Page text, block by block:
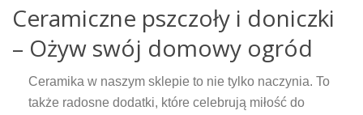
Ceramiczne pszczoły i doniczki
– Ożyw swój domowy ogród
Ceramika w naszym sklepie to nie tylko naczynia. To
także radosne dodatki, które celebrują miłość do